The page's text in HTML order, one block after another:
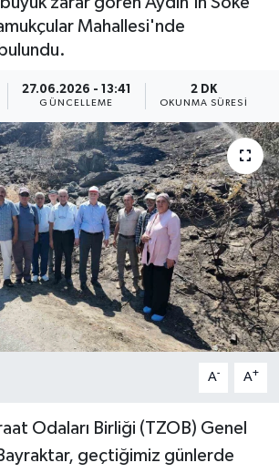
Mahallesi'nde
27.06.2026 - 13:41
GÜNCELLEME
2 DK
OKUNMA SÜRESI
A- A+
Odaları Birliği (TZOB) Genel
Bayraktar, geçtiğimiz günlerde